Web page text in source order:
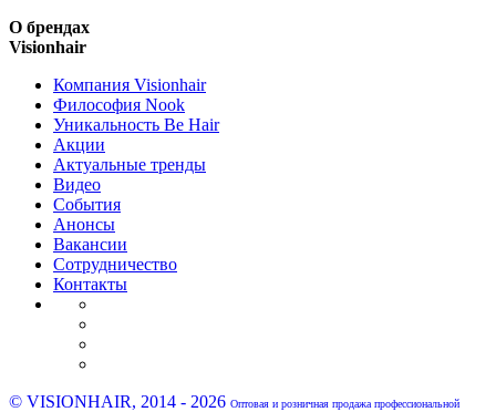
О брендах
Visionhair
Компания Visionhair
Философия Nook
Уникальность Be Hair
Акции
Актуальные тренды
Видео
События
Анонсы
Вакансии
Сотрудничество
Контакты
© VISIONHAIR, 2014 - 2026 Оптовая и розничная продажа профессиональной